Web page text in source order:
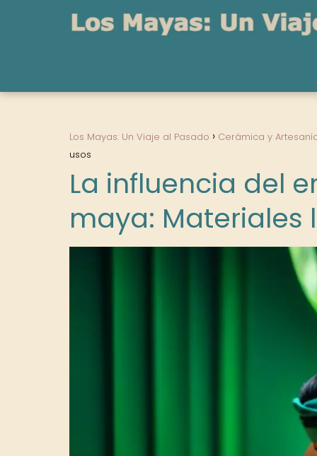
Los Mayas: Un Viaje al Pasado
Cerámica y
usos
La influencia del
maya: Materiales